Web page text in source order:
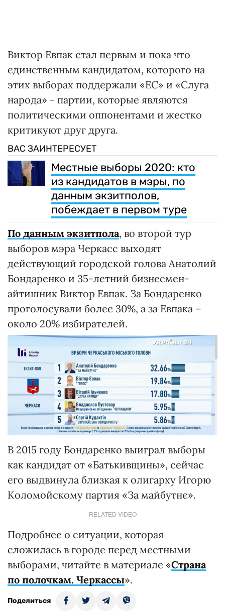
Виктор Евпак стал первым и пока что
единственным кандидатом, которого на
этих выборах поддержали «ЕС» и «Слуга
народа» - партии, которые являются
политическими оппонентами и жестко
критикуют друг друга.
ВАС ЗАИНТЕРЕСУЕТ
Местные выборы 2020: кто
из кандидатов в мэры, по
данным экзитполов,
побеждает в первом туре
По данным экзитпола, во второй тур
выборов мэра Черкасс выходят
действующий городской голова Анатолий
Бондаренко и 35-летний бизнесмен-
айтишник Виктор Евпак. За Бондаренко
проголосували более 30%, а за Евпака –
около 20% избирателей.
В 2015 году Бондаренко выиграл выборы
как кандидат от «Батькивщины», сейчас
его выдвинула близкая к олигарху Игорю
Коломойскому партия «За майбутнє».
RELATED VIDEO
Подробнее о ситуации, которая
сложилась в городе перед местными
выборами, читайте в материале «Страна
по полочкам. Черкассы».
Поделиться